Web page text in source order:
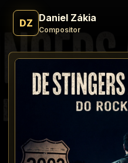
DZ Daniel Zákia
Compositor